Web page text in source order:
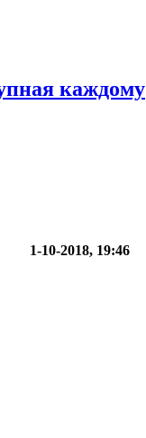
каждому
1-10-2018, 19:46